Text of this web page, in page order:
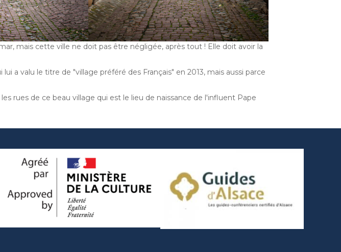
mais cette ville ne doit pas être négligée, après tout ! Elle doit avoir la
a valu le titre de "village préféré des Français" en 2013, mais aussi parce
rues de ce beau village qui est le lieu de naissance de l'influent Pape